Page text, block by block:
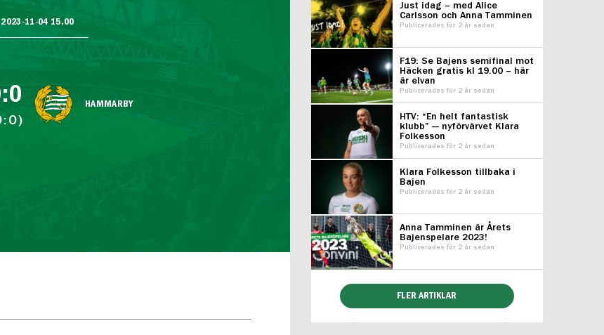
2023-11-04 15.00
HAMMARBY
Just idag – med Alice
Carlsson och Anna Tamminen
Publicerades för 2 år sedan
F19: Se Bajens semifinal mot
Häcken gratis kl 19.00 – här
är elvan
Publicerades för 2 år sedan
HTV: “En helt fantastisk
klubb” — nyförvärvet Klara
Folkesson
Publicerades för 2 år sedan
Klara Folkesson tillbaka i
Bajen
Publicerades för 2 år sedan
Anna Tamminen är Årets
Bajenspelare 2023!
Publicerades för 2 år sedan
FLER ARTIKLAR